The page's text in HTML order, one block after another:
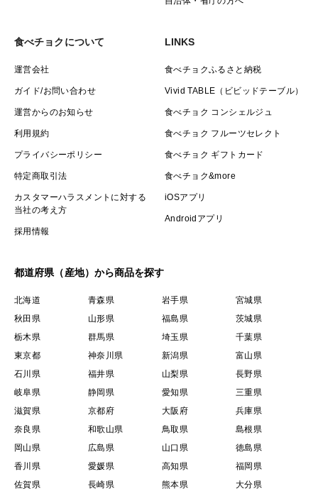
食べチョクについて
運営会社
ガイド/お問い合わせ
運営からのお知らせ
利用規約
プライバシーポリシー
特定商取引法
カスタマーハラスメントに対する
当社の考え方
採用情報
LINKS
食べチョクふるさと納税
Vivid TABLE（ビビッドテーブル）
食べチョク コンシェルジュ
食べチョク フルーツセレクト
食べチョク ギフトカード
食べチョク&more
iOSアプリ
Androidアプリ
都道府県（産地）から商品を探す
北海道 青森県 岩手県
宮城県
秋田県
山形県 福島県
茨城県
栃木県
群馬県 埼玉県
千葉県
東京都
神奈川県 新潟県
富山県
石川県
福井県 山梨県
長野県
岐阜県
静岡県 愛知県
三重県
滋賀県
京都府 大阪府
兵庫県
奈良県
和歌山県 鳥取県
島根県
岡山県
広島県 山口県
徳島県
香川県
愛媛県 高知県
福岡県
佐賀県
長崎県 熊本県 大分県